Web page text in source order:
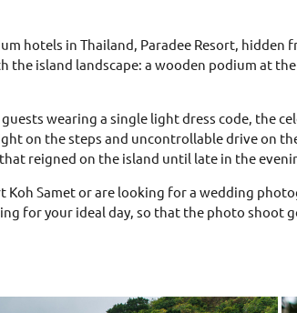
hotels in Thailand, Paradee Resort, hidden
island landscape: a wooden podium at
wearing a single light dress code, the
on the steps and uncontrollable drive on
reigned on the island until late in the
Koh Samet or are looking for a wedding
for your ideal day, so that the photo shoot